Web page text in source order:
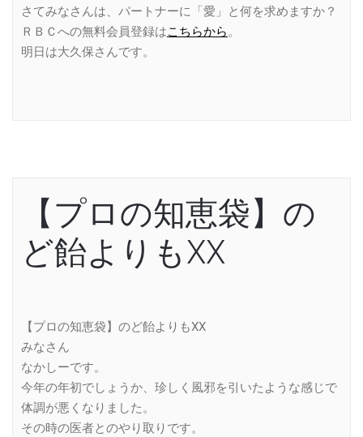
さてみなさんは、パートナーに「愛」と何を求めますか？
ＲＢＣへの無料会員登録はこちらから。
明日は大久保さんです。
【プロの知恵袋】の
ど飴よりもXX
【プロの知恵袋】のど飴よりもXX
みなさん
なかしーです。
今年の年初でしょうか、珍しく風邪を引いたような感じで
体調が悪くなりました。
その時の医者とのやり取りです。